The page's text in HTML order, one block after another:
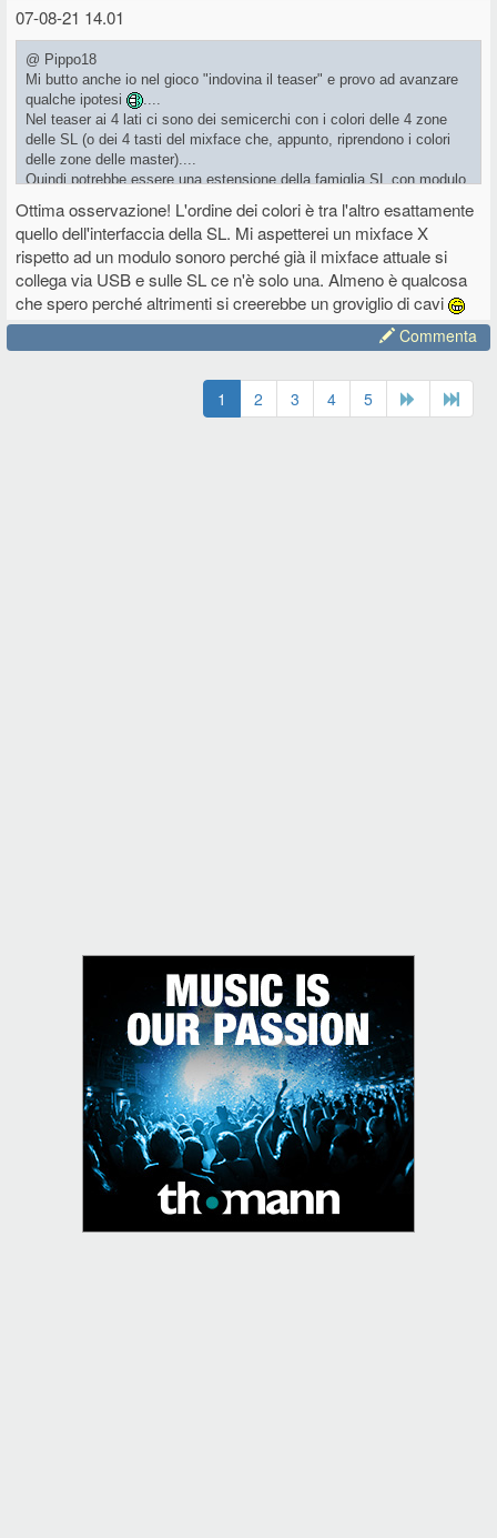
07-08-21 14.01
@ Pippo18
Mi butto anche io nel gioco "indovina il teaser" e provo ad avanzare
qualche ipotesi
....
Nel teaser ai 4 lati ci sono dei semicerchi con i colori delle 4 zone
delle SL (o dei 4 tasti del mixface che, appunto, riprendono i colori
delle zone delle master)....
Quindi potrebbe essere una estensione della famiglia SL con modulo
nascono le SL, un modulo sonoro esterno o un mixfaceX con suoni...
Chissà
...
Ottima osservazione! L'ordine dei colori è tra l'altro esattamente
quello dell'interfaccia della SL. Mi aspetterei un mixface X
rispetto ad un modulo sonoro perché già il mixface attuale si
collega via USB e sulle SL ce n'è solo una. Almeno è qualcosa
che spero perché altrimenti si creerebbe un groviglio di cavi
Commenta
1 2 3 4 5